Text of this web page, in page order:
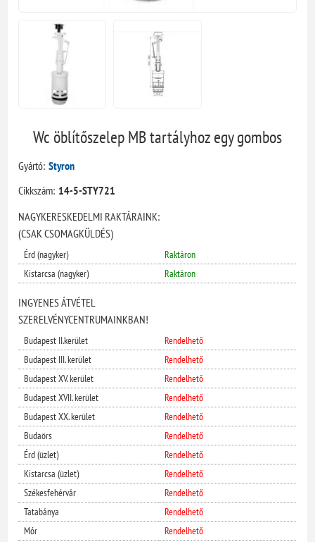
Wc öblítőszelep MB tartályhoz egy gombos
Gyártó: Styron
Cikkszám: 14-5-STY721
NAGYKERESKEDELMI RAKTÁRAINK:
(CSAK CSOMAGKÜLDÉS)
Érd (nagyker)
Raktáron
Kistarcsa (nagyker)
Raktáron
INGYENES ÁTVÉTEL
SZERELVÉNYCENTRUMAINKBAN!
Budapest II.kerület
Rendelhető
Budapest III. kerület
Rendelhető
Budapest XV. kerület
Rendelhető
Budapest XVII. kerület
Rendelhető
Budapest XX. kerület
Rendelhető
Budaörs
Rendelhető
Érd (üzlet)
Rendelhető
Kistarcsa (üzlet)
Rendelhető
Székesfehérvár
Rendelhető
Tatabánya
Rendelhető
Mór
Rendelhető